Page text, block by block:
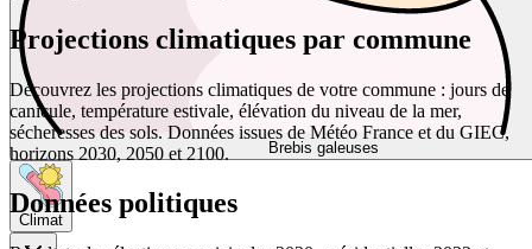
Brebis galeuses
Climat
Projections climatiques par commune
Découvrez les projections climatiques de votre commune : jours de
canicule, température estivale, élévation du niveau de la mer,
sécheresses des sols. Données issues de Météo France et du GIEC,
horizons 2030, 2050 et 2100.
Données politiques